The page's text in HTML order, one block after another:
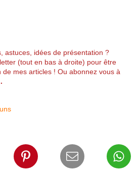
astuces, idées de présentation ?
(tout en bas à droite) pour être
mes articles ! Ou abonnez vous à